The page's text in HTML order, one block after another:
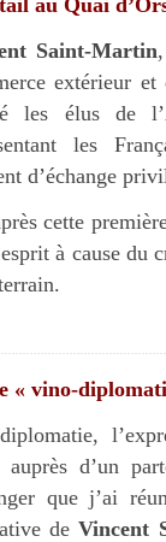
au Quai
Saint-Martin
extérieur et
les élus de
les
d’échange
cette
à cause du
« vino-
auprès d’un
que j’ai
deVincent